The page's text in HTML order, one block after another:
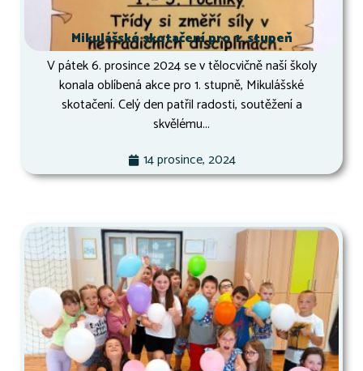
Mikulášské skotačení pro 1. stupeň
V pátek 6. prosince 2024 se v tělocvičně naší školy
konala oblíbená akce pro 1. stupně, Mikulášské
skotačení. Celý den patřil radosti, soutěžení a
skvělému...
14 prosince, 2024